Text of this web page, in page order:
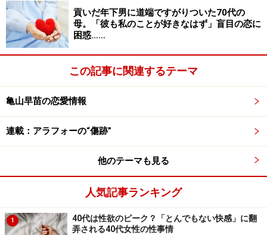
きなかったようです。やっと私がよくなって、またバリ
バリ働くぞと思い始めたときのできごとで、夫は日に日
に無口になっていきました」
へたに刺激をしてもいけないと思い、励ましたり慰めた
りはしなかった。それでも「何かあったら話してね。私
はあなたの味方だから」と常に声をかけた。
くよくなったマドカさんの体調もまたおかしくなってき
そうだった。
うつ病を疑って
貢いだ年下男に道端ですがりついた70代の
母。「彼も私のことが好きなはず」盲目の恋に
困惑……
この記事に関連するテーマ
亀山早苗の恋愛情報
連載：アラフォーの“傷跡”
他のテーマも見る
人気記事ランキング
1
40代は性欲のピーク？「とんでもない快感」に翻
弄される40代女性の性事情